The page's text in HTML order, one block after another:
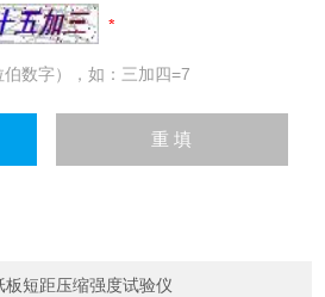
数字），如：三加四=7
短距压缩强度试验仪